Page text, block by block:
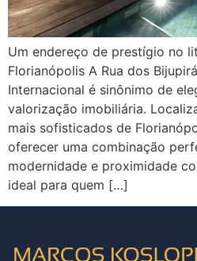
Um endereço de prestígio no
Florianópolis A Rua dos
Internacional é sinônimo de
valorização imobiliária.
mais sofisticados de
oferecer uma combinação
modernidade e proximidade
ideal para quem […]